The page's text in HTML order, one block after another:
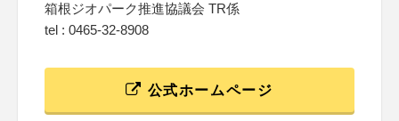
箱根ジオパーク推進協議会 TR係
tel : 0465-32-8908
公式ホームページ